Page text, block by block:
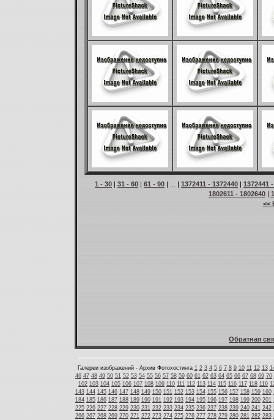
1 - 30 | 31 - 60 | 61 - 90 | ... | 1372411 - 1372440 | 1372441
1802611 - 1802640|
<<
Обратная
Галереи изображений - Архив Фотохостинга 1 2 3 4 5 6 7 8 9 10 11 12 13
46 47 48 49 50 51 52 53 54 55 56 57 58 59 60 61 62 63 64 65 66 67 68 69 70
102 103 104 105 106 107 108 109 110 111 112 113 114 115 116 117 118 119
143 144 145 146 147 148 149 150 151 152 153 154 155 156 157 158 159 160
184 185 186 187 188 189 190 191 192 193 194 195 196 197 198 199 200 201
225 226 227 228 229 230 231 232 233 234 235 236 237 238 239 240 241 242
266 267 268 269 270 271 272 273 274 275 276 277 278 279 280 281 282 283